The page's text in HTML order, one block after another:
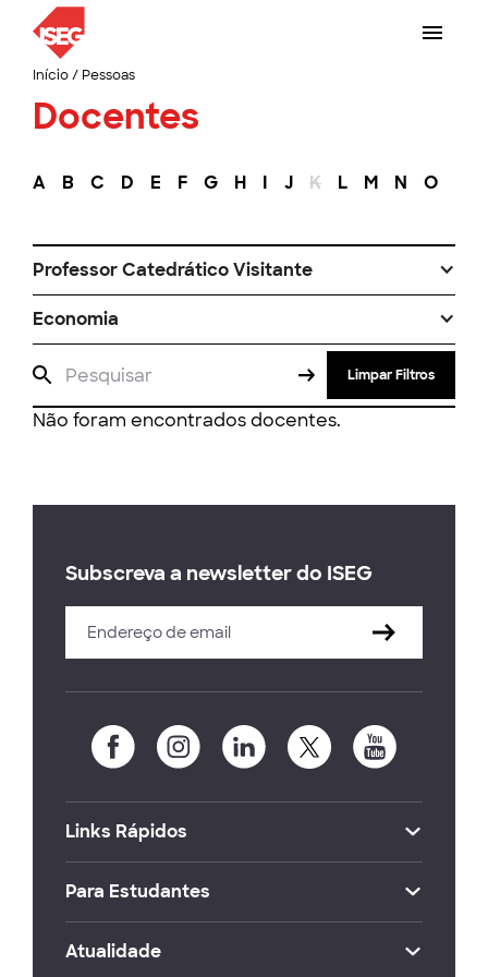
Início/ Pessoas
Docentes
A B C D E F G H I J K L M N O
Professor Catedrático Visitante
Economia
Limpar Filtros
Não foram encontrados docentes.
Subscreva a newsletter do ISEG
Links Rápidos
Para Estudantes
Atualidade